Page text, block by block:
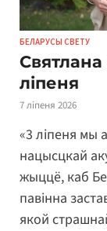
БЕЛАРУСЫ СВЕТУ
ліпеня
7 ліпеня 2026
«3 ліпеня мы
нацысцкай
жыццё, каб
павінна
якой